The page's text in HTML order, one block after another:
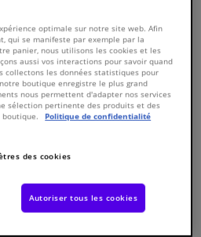
optimale sur notre site web. Afin
qui se manifeste par exemple par la
panier, nous utilisons les cookies et les
aussi vos interactions pour savoir quand
collectons les données statistiques pour
boutique enregistre le plus grand
nous permettent d'adapter nos services
sélection pertinente des produits et des
boutique.
Politique de confidentialité
des cookies
Autoriser tous les cookies